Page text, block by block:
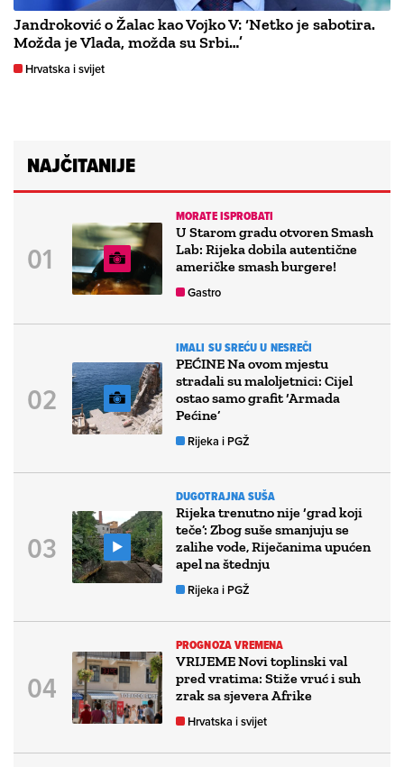
Jandroković o Žalac kao Vojko V: ‘Netko je sabotira.
Možda je Vlada, možda su Srbi…’
Hrvatska i svijet
NAJČITANIJE
MORATE ISPROBATI
U Starom gradu otvoren Smash
Lab: Rijeka dobila autentične
američke smash burgere!
Gastro
IMALI SU SREĆU U NESREČI
PEĆINE Na ovom mjestu
stradali su maloljetnici: Cijel
ostao samo grafit ‘Armada
Pećine’
Rijeka i PGŽ
DUGOTRAJNA SUŠA
Rijeka trenutno nije ‘grad koji
teče’: Zbog suše smanjuju se
zalihe vode, Riječanima upućen
apel na štednju
Rijeka i PGŽ
PROGNOZA VREMENA
VRIJEME Novi toplinski val
pred vratima: Stiže vruć i suh
zrak sa sjevera Afrike
Hrvatska i svijet